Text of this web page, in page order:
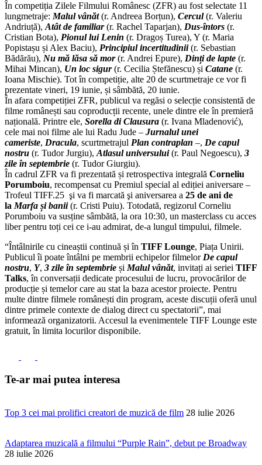
În competiția Zilele Filmului Românesc (ZFR) au fost selectate 11
lungmetraje:Malul vânăt(r. Andreea Borțun), Cercul(r. Valeriu
Andriuță),Atât de familiar(r. Rachel Taparjan), Dus-întors (r.
Cristian Bota), Pionul lui Lenin (r. Dragoș Turea), Y (r. Maria
Popistașu și Alex Baciu), Principiul incertitudinii(r. Sebastian
Bădărău), Nu mă lăsa să mor(r. Andrei Epure), Dinți de lapte (r.
Mihai Mincan), Un loc sigur(r. Cecilia Ștefănescu) și Catane (r.
Ioana Mischie). Tot în competiție, alte 20 de scurtmetraje ce vor fi
prezentate vineri, 19 iunie, și sâmbătă, 20 iunie.
În afara competiției ZFR, publicul va regăsi o selecție consistentă de
filme românești sau coproducții recente, unele dintre ele în premieră
națională. Printre ele, Sorella di Clausura (r. Ivana Mladenović),
cele mai noi filme ale lui Radu Jude – Jurnalul unei
cameriste, Dracula, scurtmetrajul Plan contraplan –, De capul
nostru (r. Tudor Jurgiu),Atlasul universului(r. Paul Negoescu), 3
zile în septembrie (r. Tudor Giurgiu).
În cadrul ZFR va fi prezentată și retrospectiva integrală Corneliu
Porumboiu, recompensat cu Premiul special al ediției aniversare –
Trofeul TIFF.25 şi va fi marcată şi aniversarea a 25 de ani de
laMarfa și banii (r. Cristi Puiu). Totodată, regizorul Corneliu
Porumboiu va susține sâmbătă, la ora 10:30, un masterclass cu acces
liber pentru toți cei ce i-au admirat, de-a lungul timpului, filmele.
“Întâlnirile cu cineaștii continuă și în TIFF Lounge, Piața Unirii.
Publicul îi poate întâlni pe membrii echipelor filmelorDe capul
nostru, Y, 3 zile în septembrie șiMalul vânăt, invitați ai seriei TIFF
Talks, în conversații dedicate procesului de lucru, provocărilor de
producție și temelor care au stat la baza acestor proiecte. Pentru
multe dintre filmele românești din program, aceste discuții oferă unul
dintre primele contexte de dialog direct cu spectatorii”, mai
informează organizatorii. Accesul la evenimentele TIFF Lounge este
gratuit, în limita locurilor disponibile.
Te-ar mai putea interesa
Top 3 cei mai prolifici creatori de muzică de film 28 iulie 2026
Adaptarea muzicală a filmului “Purple Rain”, debut pe Broadway
28 iulie 2026